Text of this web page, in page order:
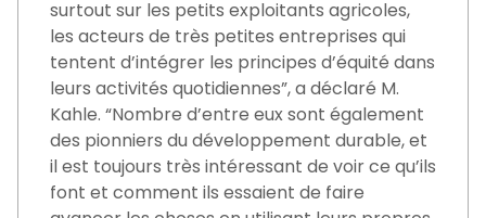
surtout sur les petits exploitants agricoles,
les acteurs de très petites entreprises qui
tentent d’intégrer les principes d’équité dans
leurs activités quotidiennes”, a déclaré M.
Kahle. “Nombre d’entre eux sont également
des pionniers du développement durable, et
il est toujours très intéressant de voir ce qu’ils
font et comment ils essaient de faire